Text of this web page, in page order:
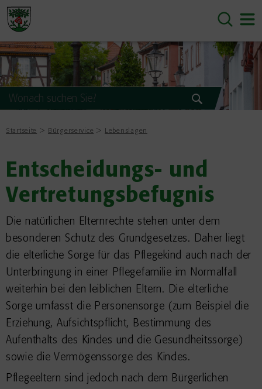
Startseite Bürgerservice Lebenslagen
Entscheidungs- und
Vertretungsbefugnis
Die natürlichen Elternrechte stehen unter dem
besonderen Schutz des Grundgesetzes. Daher liegt
die elterliche Sorge für das Pflegekind auch nach der
Unterbringung in einer Pflegefamilie im Normalfall
weiterhin bei den leiblichen Eltern. Die elterliche
Sorge umfasst die Personensorge (zum Beispiel die
Erziehung, Aufsichtspflicht, Bestimmung des
Aufenthalts des Kindes und die Gesundheitssorge)
sowie die Vermögenssorge des Kindes.
Pflegeeltern sind jedoch nach dem Bürgerlichen